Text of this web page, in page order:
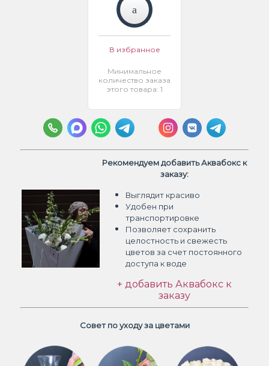
В избранное
Минимальное
количество заказа
этого товара: 1
Рекомендуем добавить Аквабокс к
заказу:
Выглядит красиво
Удобен при
транспортировке
Позволяет сохранить
целостность и свежесть
цветов за счет постоянного
доступа к воде
+ добавить Аквабокс к
заказу
Совет по уходу за цветами